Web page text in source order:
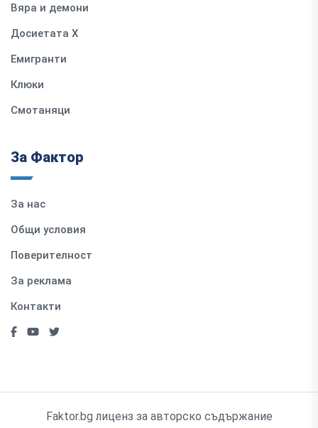
Вяра и демони
Досиетата Х
Емигранти
Клюки
Смотаняци
За Фактор
За нас
Общи условия
Поверителност
За реклама
Контакти
Faktor.bg лиценз за авторско съдържание